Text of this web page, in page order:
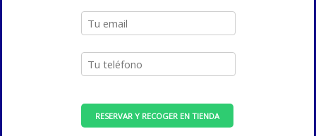
RESERVAR Y RECOGER EN TIENDA